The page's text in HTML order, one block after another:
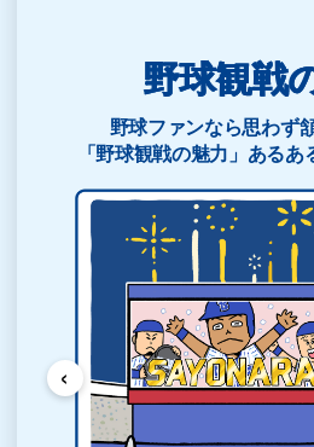
野球観戦
野球ファンなら思わず
「野球観戦の魅力」ある
‹